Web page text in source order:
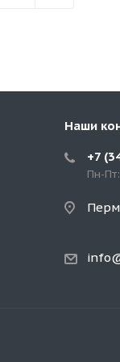
Наши
+7
Пн-